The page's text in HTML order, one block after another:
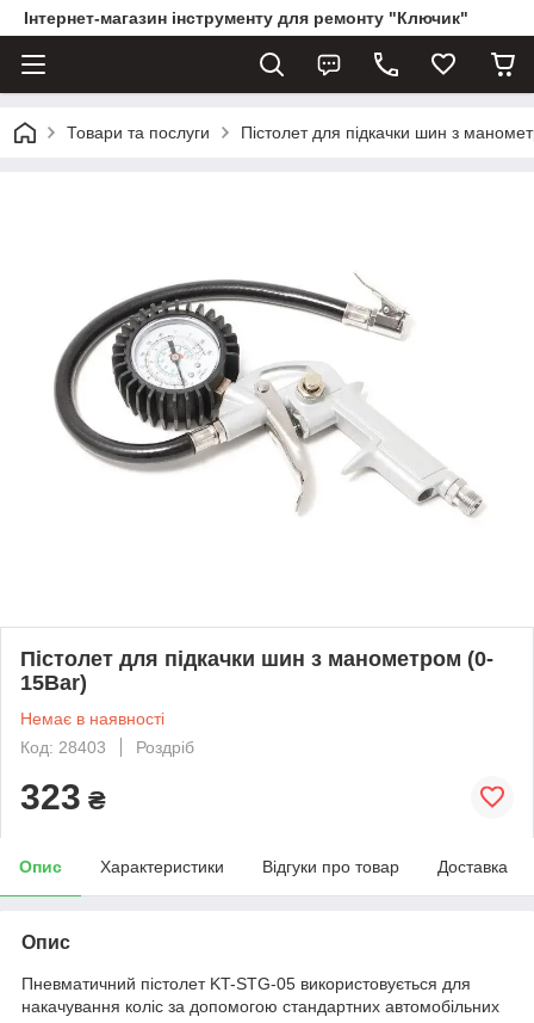
Інтернет-магазин інструменту для ремонту "Ключик"
Товари та послуги Пістолет для підкачки шин з
Пістолет для підкачки шин з манометром (0-
15Bar)
Немає в наявності
Код: 28403
Роздріб
323 ₴
Опис Характеристики Відгуки про товар Доставка
Опис
Пневматичний пістолет KT-STG-05 використовується для
накачування коліс за допомогою стандартних автомобільних